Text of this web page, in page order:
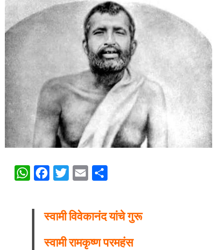
WhatsApp
Facebook
Twitter
Email
स्वामी विवेकानंद यांचे गुरू
स्वामी रामकृष्ण परमहंस